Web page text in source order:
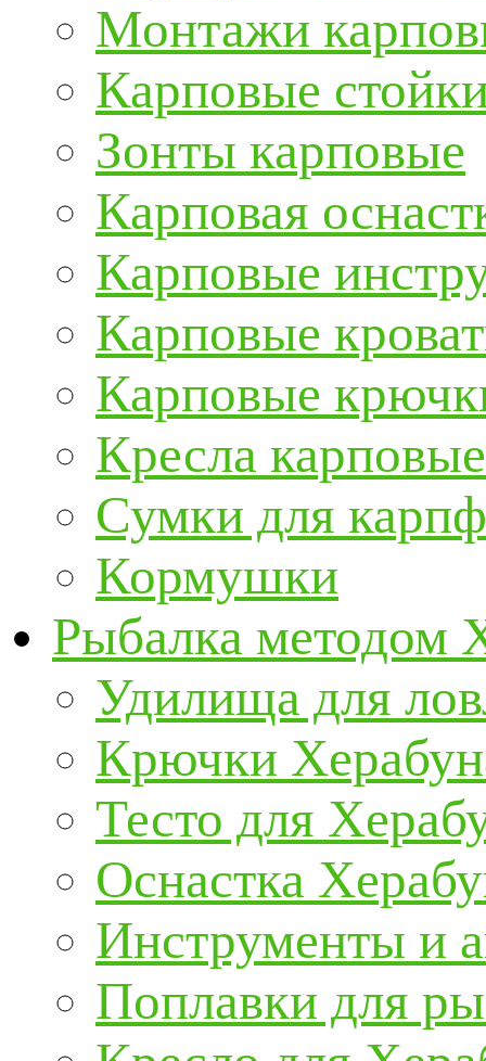
Монтажи
Карповые
Зонты карповые
Карповая
Карповые
Карповые
Карповые
Кресла карповые
Сумки для
Кормушки
Рыбалка методом
Удилища для
Крючки
Тесто для
Оснастка
Инструменты и
Поплавки для